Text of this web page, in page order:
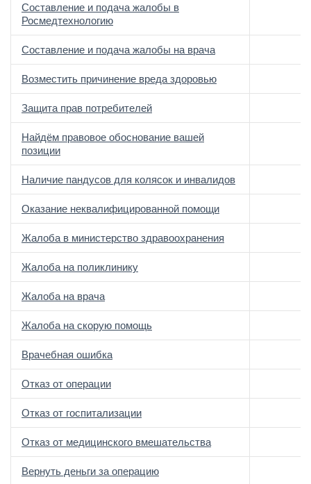
Составление и подача жалобы в
Росмедтехнологию
Составление и подача жалобы на врача
Возместить причинение вреда здоровью
Защита прав потребителей
Найдём правовое обоснование вашей
позиции
Наличие пандусов для колясок и инвалидов
Оказание неквалифицированной помощи
Жалоба в министерство здравоохранения
Жалоба на поликлинику
Жалоба на врача
Жалоба на скорую помощь
Врачебная ошибка
Отказ от операции
Отказ от госпитализации
Отказ от медицинского вмешательства
Вернуть деньги за операцию